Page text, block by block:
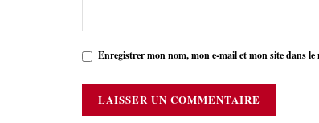
Enregistrer mon nom, mon e-mail et mon site dans